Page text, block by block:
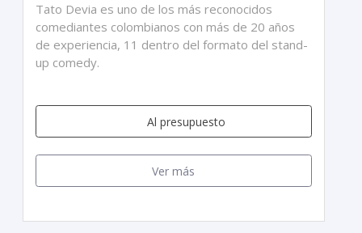
Tato Devia es uno de los más reconocidos
comediantes colombianos con más de 20 años
de experiencia, 11 dentro del formato del stand-
up comedy.
Al presupuesto
Ver más